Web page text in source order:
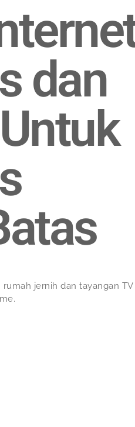
dan
jernih dan tayangan TV